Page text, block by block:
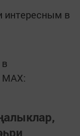
в
MАХ: